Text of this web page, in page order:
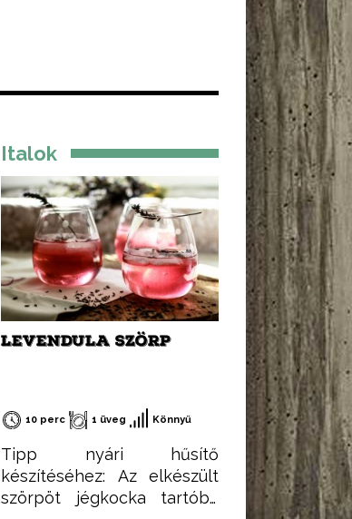
Italok
LEVENDULA SZÖRP
10 perc 1 üveg Könnyű
Tipp nyári hűsítő
készítéséhez: Az elkészült
szörpöt jégkocka tartóba